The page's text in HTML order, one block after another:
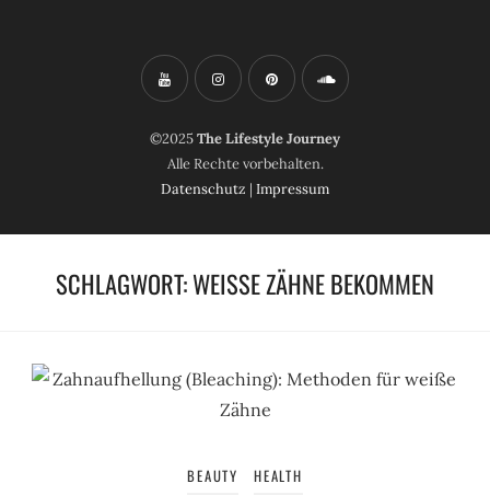
©2025The Lifestyle Journey
Alle Rechte vorbehalten.
Datenschutz | Impressum
SCHLAGWORT:WEISSE ZÄHNE BEKOMMEN
BEAUTY HEALTH